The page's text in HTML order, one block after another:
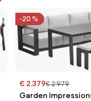
-20 %
€ 2.379€ 2.979
Garden